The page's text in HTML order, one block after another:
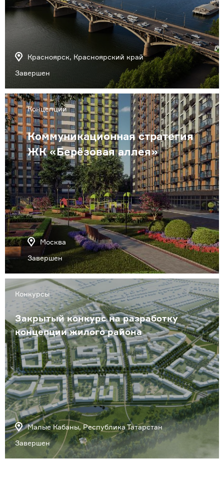
Красноярск, Красноярский край
Завершен
Концепции
Коммуникационная стратегия
ЖК «Берёзовая аллея»
Москва
Завершен
Конкурсы
Закрытый конкурс на разработку
концепции жилого района
Малые Кабаны, Республика Татарстан
Завершен